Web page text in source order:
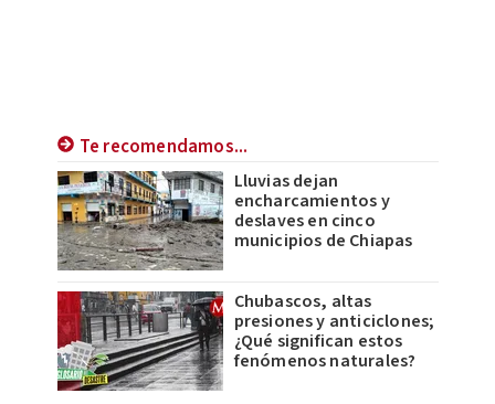
Te recomendamos...
Lluvias dejan
encharcamientos y
deslaves en cinco
municipios de Chiapas
Chubascos, altas
presiones y anticiclones;
¿Qué significan estos
fenómenos naturales?